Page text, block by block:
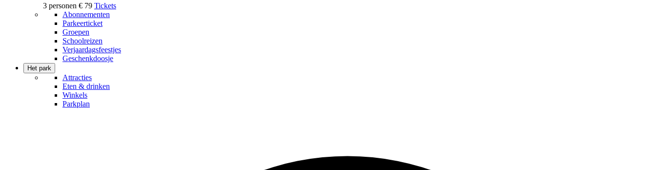
3 personen € 79 Tickets
Abonnementen
Parkeerticket
Groepen
Schoolreizen
Verjaardagsfeestjes
Geschenkdoosje
Het park
Attracties
Eten & drinken
Winkels
Parkplan